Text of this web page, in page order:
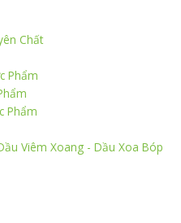
Chất
Phẩm
Phẩm
Viêm Xoang - Dầu Xoa Bóp